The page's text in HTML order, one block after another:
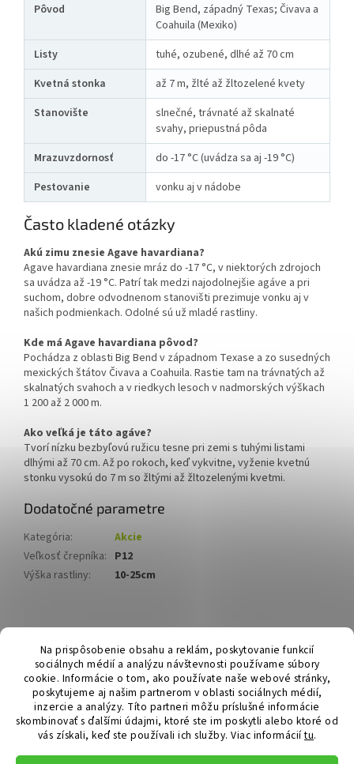
Na prispôsobenie obsahu a reklám, poskytovanie funkcií
sociálnych médií a analýzu návštevnosti používame súbory
cookie. Informácie o tom, ako používate naše webové stránky,
poskytujeme aj našim partnerom v oblasti sociálnych médií,
inzercie a analýzy. Títo partneri môžu príslušné informácie
skombinovať s ďalšími údajmi, ktoré ste im poskytli alebo ktoré od
vás získali, keď ste používali ich služby. Viac informáciítu.
Pôvod
Big Bend, západný Texas; Čivava a
Coahuila (Mexiko)
Listy
tuhé, ozubené, dlhé až 70 cm
Kvetná stonka
až 7 m, žlté až žltozelené kvety
Stanovište
slnečné, trávnaté až skalnaté
svahy, priepustná pôda
Mrazuvzdornosť
do -17 °C (uvádza sa aj -19 °C)
Pestovanie
vonku aj v nádobe
Často kladené otázky
Akú zimu znesie Agave havardiana?
Agave havardiana znesie mráz do -17 °C, v niektorých zdrojoch
sa uvádza až -19 °C. Patrí tak medzi najodolnejšie agáve a pri
suchom, dobre odvodnenom stanovišti prezimuje vonku aj v
našich podmienkach. Odolné sú už mladé rastliny.
Kde má Agave havardiana pôvod?
Pochádza z oblasti Big Bend v západnom Texase a zo susedných
mexických štátov Čivava a Coahuila. Rastie tam na trávnatých až
skalnatých svahoch a v riedkych lesoch v nadmorských výškach
1 200 až 2 000 m.
Ako veľká je táto agáve?
Tvorí nízku bezbyľovú ružicu tesne pri zemi s tuhými listami
dlhými až 70 cm. Až po rokoch, keď vykvitne, vyženie kvetnú
stonku vysokú do 7 m so žltými až žltozelenými kvetmi.
Dodatočné parametre
Kategória:
Akcie
Veľkosť črepníka: P12
Výška rastliny: 10-25cm
á
Hurmikaki.com
Vytvoril Shoptet